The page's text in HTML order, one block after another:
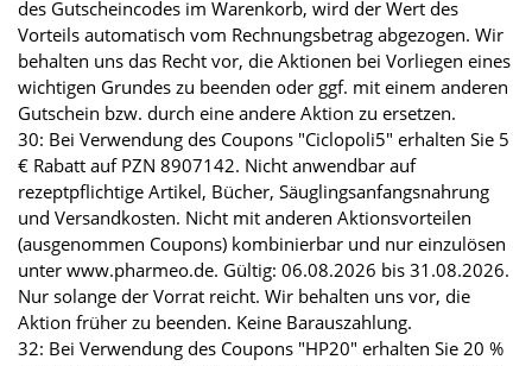
des Gutscheincodes im Warenkorb, wird der Wert des
Vorteils automatisch vom Rechnungsbetrag abgezogen. Wir
behalten uns das Recht vor, die Aktionen bei Vorliegen eines
wichtigen Grundes zu beenden oder ggf. mit einem anderen
Gutschein bzw. durch eine andere Aktion zu ersetzen.
30: Bei Verwendung des Coupons "Ciclopoli5" erhalten Sie 5
€ Rabatt auf PZN 8907142. Nicht anwendbar auf
rezeptpflichtige Artikel, Bücher, Säuglingsanfangsnahrung
und Versandkosten. Nicht mit anderen Aktionsvorteilen
(ausgenommen Coupons) kombinierbar und nur einzulösen
unter www.pharmeo.de. Gültig: 06.08.2026 bis 31.08.2026.
Nur solange der Vorrat reicht. Wir behalten uns vor, die
Aktion früher zu beenden. Keine Barauszahlung.
32: Bei Verwendung des Coupons "HP20" erhalten Sie 20 %